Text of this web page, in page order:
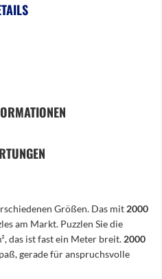
Größen. Das mit 2000
am Markt. Puzzlen Sie die
das ist fast ein Meter breit. 2000
gerade für anspruchsvolle